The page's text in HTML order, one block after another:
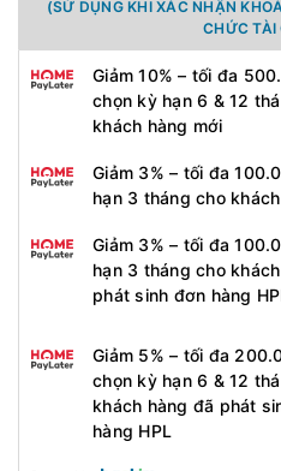
(SỬ DỤNG KHI XÁC NHẬN
CHỨC TÀI
Giảm 10% – tối đa
chọn kỳ hạn 6 & 12
khách hàng mới
Giảm 3% – tối đa
hạn 3 tháng cho
Giảm 3% – tối đa
hạn 3 tháng cho
phát sinh đơn hàng
Giảm 5% – tối đa
chọn kỳ hạn 6 & 12
khách hàng đã phát
hàng HPL